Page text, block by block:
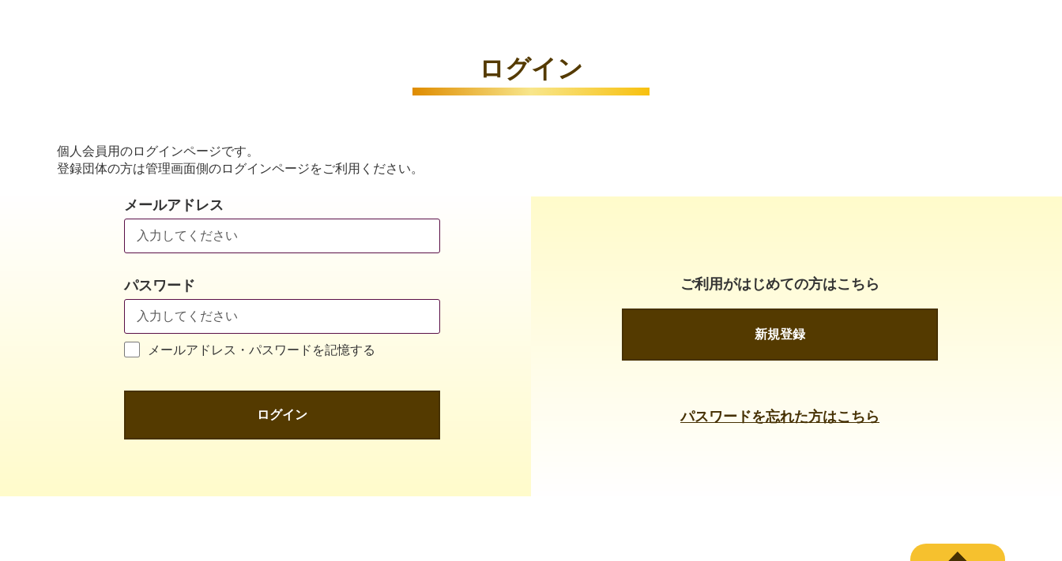
ログイン
個人会員用のログインページです。
登録団体の方は管理画面側のログインページをご利用ください。
メールアドレス
パスワード
メールアドレス・パスワードを記憶する
ログイン
ご利用がはじめての方はこちら
新規登録
パスワードを忘れた方はこちら